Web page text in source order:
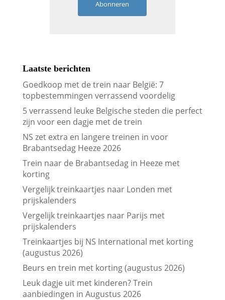
Abonneren
Laatste berichten
Goedkoop met de trein naar België: 7
topbestemmingen verrassend voordelig
5 verrassend leuke Belgische steden die perfect
zijn voor een dagje met de trein
NS zet extra en langere treinen in voor
Brabantsedag Heeze 2026
Trein naar de Brabantsedag in Heeze met
korting
Vergelijk treinkaartjes naar Londen met
prijskalenders
Vergelijk treinkaartjes naar Parijs met
prijskalenders
Treinkaartjes bij NS International met korting
(augustus 2026)
Beurs en trein met korting (augustus 2026)
Leuk dagje uit met kinderen? Trein
aanbiedingen in Augustus 2026